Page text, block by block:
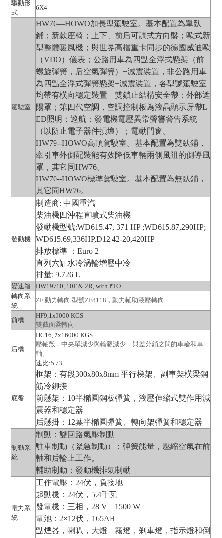
維護手冊
保修政策
配件服務
技術服務
航運服務
驅動形
式
6X4
駕駛室
HW76—HOWO加長型駕駛室。基本配置為單臥
鋪；新款座椅；上下、前后可調式方向盤；歐式新
型整體暖風機；與世界高檔重卡同步的德國威迪歐
（VDO）儀表；公路用車為四點全浮式懸架（前
螺旋彈簧，后空氣彈簧）+減震裝置，非公路用車
為四點全浮式彈簧懸架+減震裝置，各型號駕駛室
均帶有橫向穩定裝置，雙鎖止結構安全帶；外部遮
陽罩；第四代空調，空調控制板為液晶顯示屏帶L
ED照明；巡航；發電機電壓異常聲響警告系統
（以防止電子器件損壞）；電動門窗。
HW79--HOWO高頂駕駛室。基本配置為雙臥鋪，
牽引車外側配裝能有效降低車輛兩側風阻的側導風
罩，其它同HW76。
HW70--HOWO標準駕駛室。基本配置為無臥鋪，
其它同HW76。
發動機
制造商: 中國重汽
柴油機四沖程直噴式柴油機
發動機型號:WD615.47, 371 HP ;WD615.87,290HP;
WD615.69,336HP,D12.42-20,420HP
排放標準 ：Euro 2
直列六缸水冷渦輪增壓中冷
排量: 9.726 L
變速箱 HW19710, 10F & 2R, with PTO
轉向系
統
ZF 動力轉向 型號ZF8118，動力輔助液壓轉向
前橋
HF9,1x9000 KGS
雙截面梁轉向
后橋
HC16, 2x16000 KGS
壓軸殼，中央單減少與輪轂減少，與差分鎖之間的車輪和車
軸。
速比:5.73
底盤
框架：有段300x80x8mm 平行梯架、副車架橫梁鋼
筋冷鉚接
前懸架：10半橢圓鋼板彈簧，液壓伸縮式雙作用減
震器和穩定器
后懸掛：12葉半橢圓彈簧、轉向架彈簧和穩定器
制動系
統
制動：雙回路氣壓制動
駐車制動（緊急制動）：彈簧能量，壓縮空氣在前
軸和后輪上工作。
輔助制動：發動機排氣制動
電力系
統
工作電壓：24伏，負接地
起動機：24伏，5.4千瓦
發電機：三相，28 V，1500 W
電池：2×12伏，165AH
點煙器，喇叭，大燈，霧燈，剎車燈，指示燈和倒